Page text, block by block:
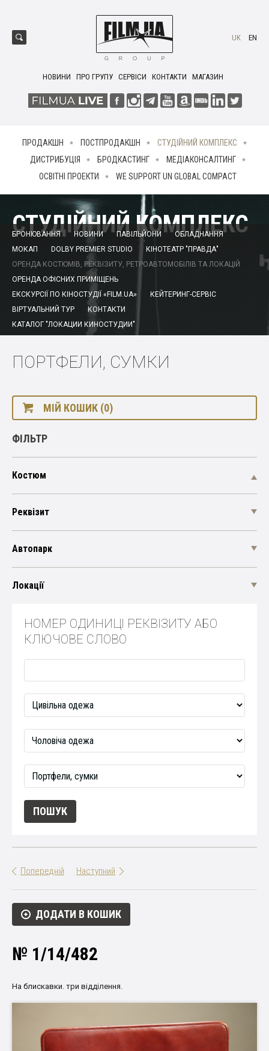
НОВИНИ ПРО ГРУПУ СЕРВІСИ КОНТАКТИ МАГАЗИН
UK EN
ПРОДАКШН ПОСТПРОДАКШН
СТУДІЙНИЙ КОМПЛЕКС
ДИСТРИБУЦІЯ
БРОДКАСТИНГ
МЕДІАКОНСАЛТИНГ
ОСВІТНІ ПРОЕКТИ
WE SUPPORT UN GLOBAL COMPACT
СТУДІЙНИЙ КОМПЛЕКС
БРОНЮВАННЯ НОВИНИ ПАВІЛЬЙОНИ
ОБЛАДНАННЯ
МОКАП
DOLBY PREMIER STUDIO
КІНОТЕАТР "ПРАВДА"
ОРЕНДА КОСТЮМІВ, РЕКВІЗИТУ, РЕТРОАВТОМОБІЛІВ ТА ЛОКАЦІЙ
ОРЕНДА ОФІСНИХ ПРИМІЩЕНЬ
ЕКСКУРСІЇ ПО КІНОСТУДІЇ «FILM.UA»
КЕЙТЕРИНГ-СЕРВІС
ВІРТУАЛЬНИЙ ТУР
КОНТАКТИ
КАТАЛОГ "ЛОКАЦИИ КИНОСТУДИИ"
ПОРТФЕЛИ, СУМКИ
МІЙ КОШИК (0)
ФІЛЬТР
Костюм
Реквізит
Автопарк
Локації
НОМЕР ОДИНИЦІ РЕКВІЗИТУ АБО
КЛЮЧОВЕ СЛОВО
Попередній Наступний
ДОДАТИ В КОШИК
№ 1/14/482
На блискавки. три відділення.